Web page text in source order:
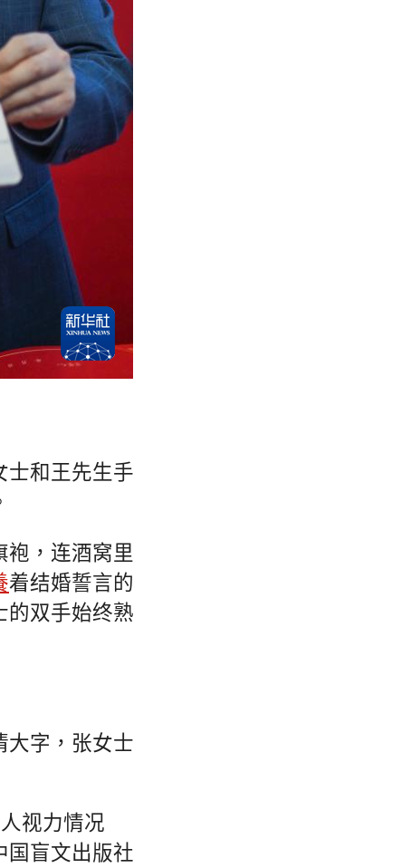
士和王先生手
袍，连酒窝里
着结婚誓言的
的双手始终熟
大字，张女士
视力情况
国盲文出版社